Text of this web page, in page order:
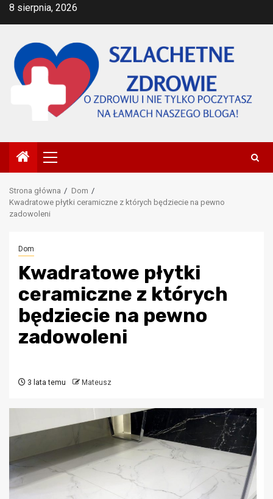
Przejdź
8 sierpnia, 2026
Menu
główne
Strona główna
Dom
Kwadratowe płytki ceramiczne z których będziecie na pewno
zadowoleni
Dom
Kwadratowe płytki
ceramiczne z których
będziecie na pewno
zadowoleni
3 lata temu Mateusz